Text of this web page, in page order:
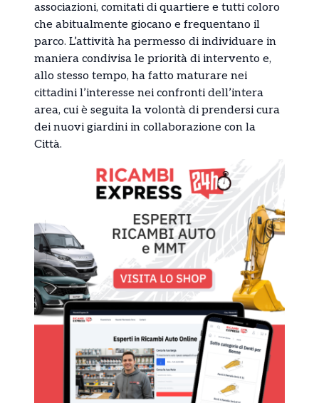
associazioni, comitati di quartiere e tutti coloro
che abitualmente giocano e frequentano il
parco. L’attività ha permesso di individuare in
maniera condivisa le priorità di intervento e,
allo stesso tempo, ha fatto maturare nei
cittadini l’interesse nei confronti dell’intera
area, cui è seguita la volontà di prendersi cura
dei nuovi giardini in collaborazione con la
Città.